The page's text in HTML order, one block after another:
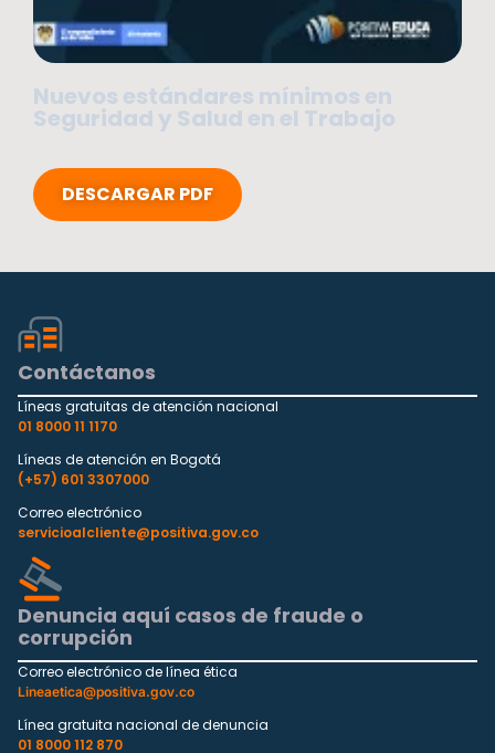
Nuevos estándares mínimos en
Seguridad y Salud en el Trabajo
DESCARGAR PDF
Contáctanos
Líneas gratuitas de atención nacional
01 8000 11 1170
Líneas de atención en Bogotá
(+57) 601 3307000
Correo electrónico
servicioalcliente@positiva.gov.co
Denuncia aquí casos de fraude o
corrupción
Correo electrónico de línea ética
Lineaetica@positiva.gov.co
Línea gratuita nacional de denuncia
01 8000 112 870